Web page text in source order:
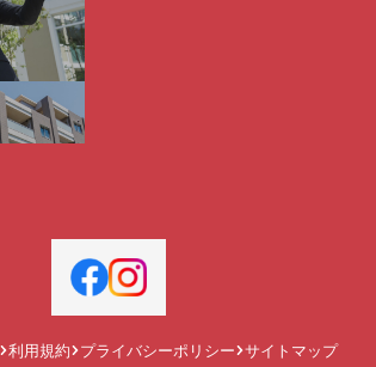
利用規約 プライバシーポリシー サイトマップ